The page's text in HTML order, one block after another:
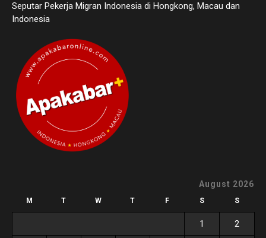
Seputar Pekerja Migran Indonesia di Hongkong, Macau dan
Indonesia
August 2026
M T W T F S S
1 2